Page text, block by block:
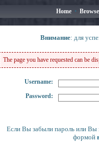
Home • Browse
Внимание: для
The page you have requested can be
Username:
Password:
Если Вы забыли пароль или Вы
формой